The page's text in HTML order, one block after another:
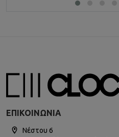
ΕΠΙΚΟΙΝΩΝΊΑ
Νέστου 6